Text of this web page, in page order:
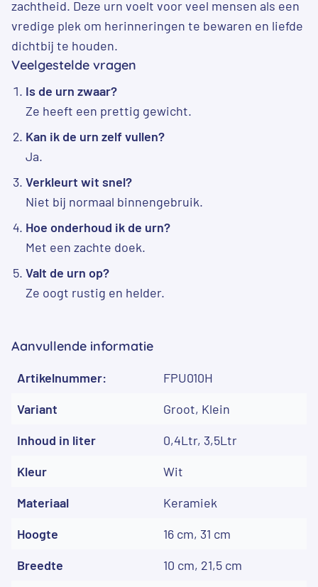
zachtheid. Deze urn voelt voor veel mensen als een
vredige plek om herinneringen te bewaren en liefde
dichtbij te houden.
Veelgestelde vragen
Is de urn zwaar?
Ze heeft een prettig gewicht.
Kan ik de urn zelf vullen?
Ja.
Verkleurt wit snel?
Niet bij normaal binnengebruik.
Hoe onderhoud ik de urn?
Met een zachte doek.
Valt de urn op?
Ze oogt rustig en helder.
Aanvullende informatie
Artikelnummer:
FPU010H
Variant
Groot, Klein
Inhoud in liter
0,4Ltr, 3,5Ltr
Kleur
Wit
Materiaal
Keramiek
Hoogte
16 cm, 31 cm
Breedte
10 cm, 21,5 cm